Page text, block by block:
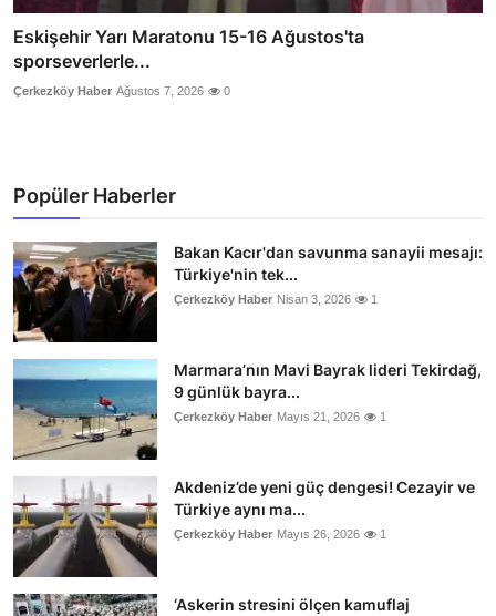
Eskişehir Yarı Maratonu 15-16 Ağustos'ta
sporseverlerle...
Çerkezköy Haber Ağustos 7, 2026 0
Popüler Haberler
Bakan Kacır'dan savunma sanayii mesajı:
Türkiye'nin tek...
Çerkezköy Haber Nisan 3, 2026 1
Marmara’nın Mavi Bayrak lideri Tekirdağ,
9 günlük bayra...
Çerkezköy Haber Mayıs 21, 2026 1
Akdeniz’de yeni güç dengesi! Cezayir ve
Türkiye aynı ma...
Çerkezköy Haber Mayıs 26, 2026 1
‘Askerin stresini ölçen kamuflaj